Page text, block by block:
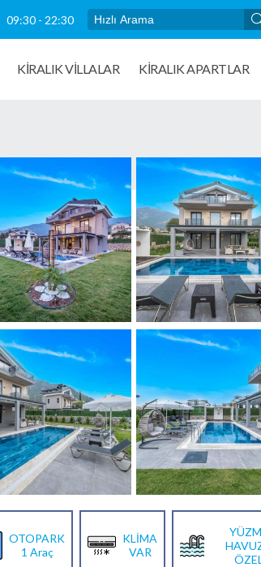
09:30 - 22:30
KIRALIK VILLALAR KİRALIK APARTLAR
OTOPARK
1 Araç
KLİMA
VAR